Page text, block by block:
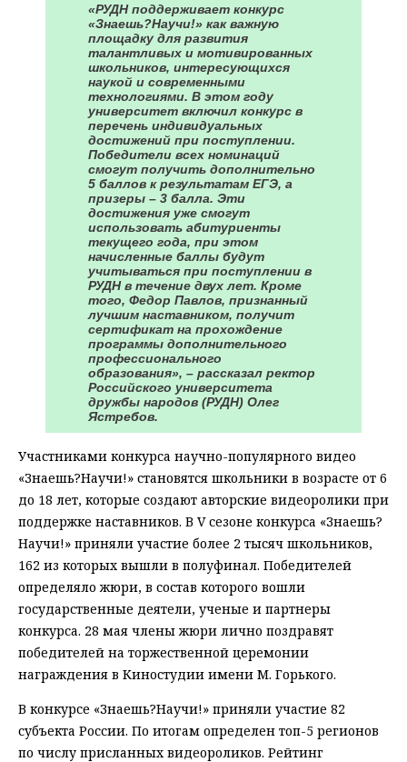
«РУДН поддерживает конкурс
«Знаешь?Научи!» как важную
площадку для развития
талантливых и мотивированных
школьников, интересующихся
наукой и современными
технологиями. В этом году
университет включил конкурс в
перечень индивидуальных
достижений при поступлении.
Победители всех номинаций
смогут получить дополнительно
5 баллов к результатам ЕГЭ, а
призеры – 3 балла. Эти
достижения уже смогут
использовать абитуриенты
текущего года, при этом
начисленные баллы будут
учитываться при поступлении в
РУДН в течение двух лет. Кроме
того, Федор Павлов, признанный
лучшим наставником, получит
сертификат на прохождение
программы дополнительного
профессионального
образования», – рассказал ректор
Российского университета
дружбы народов (РУДН) Олег
Ястребов.
Участниками конкурса научно-популярного видео
«Знаешь?Научи!» становятся школьники в возрасте от 6
до 18 лет, которые создают авторские видеоролики при
поддержке наставников. В V сезоне конкурса «Знаешь?
Научи!» приняли участие более 2 тысяч школьников,
162 из которых вышли в полуфинал. Победителей
определяло жюри, в состав которого вошли
государственные деятели, ученые и партнеры
конкурса. 28 мая члены жюри лично поздравят
победителей на торжественной церемонии
награждения в Киностудии имени М. Горького.
В конкурсе «Знаешь?Научи!» приняли участие 82
субъекта России. По итогам определен топ-5 регионов
по числу присланных видеороликов. Рейтинг